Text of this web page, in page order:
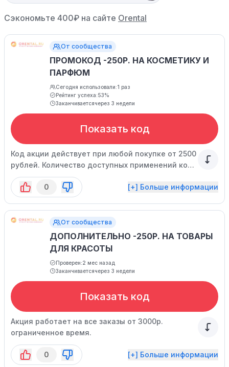
Сэкономьте 400₽ на сайте Orental
От сообщества
ПРОМОКОД -250Р. НА КОСМЕТИКУ И
ПАРФЮМ
Сегодня использовали:1 раз
Рейтинг успеха:53%
Заканчиваетсячерез 3 недели
Показать код
Код акции действует при любой покупке от 2500
рублей. Количество доступных применений кода
ограничено.
0
[+] Больше информации
От сообщества
ДОПОЛНИТЕЛЬНО -250Р. НА ТОВАРЫ
ДЛЯ КРАСОТЫ
Проверен:2 мес назад
Заканчиваетсячерез 3 недели
Показать код
Акция работает на все заказы от 3000р.
ограниченное время.
0 [+] Больше информации